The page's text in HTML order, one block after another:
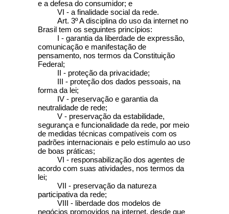
e a defesa do consumidor; e
VI - a finalidade social da rede.
Art. 3ºA disciplina do uso da internet no
Brasil tem os seguintes princípios:
I - garantia da liberdade de expressão,
comunicação e manifestação de
pensamento, nos termos da Constituição
Federal;
II - proteção da privacidade;
III - proteção dos dados pessoais, na
forma da lei;
IV - preservação e garantia da
neutralidade de rede;
V - preservação da estabilidade,
segurança e funcionalidade da rede, por meio
de medidas técnicas compatíveis com os
padrões internacionais e pelo estímulo ao uso
de boas práticas;
VI - responsabilização dos agentes de
acordo com suas atividades, nos termos da
lei;
VII - preservação da natureza
participativa da rede;
VIII - liberdade dos modelos de
negócios promovidos na internet, desde que